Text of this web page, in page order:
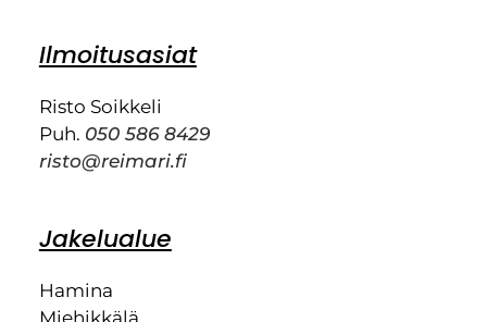
Ilmoitusasiat
Risto Soikkeli
Puh. 050 586 8429
risto@reimari.fi
Jakelualue
Hamina